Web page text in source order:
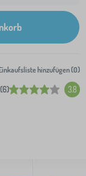
3.8
hinzufügen (0)